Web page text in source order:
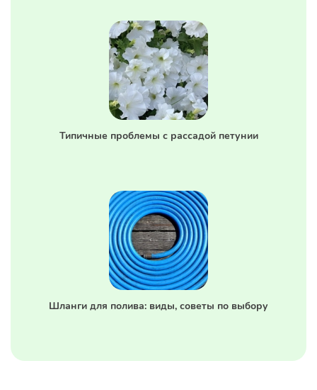
Типичные проблемы с рассадой петунии
Шланги для полива: виды, советы по выбору